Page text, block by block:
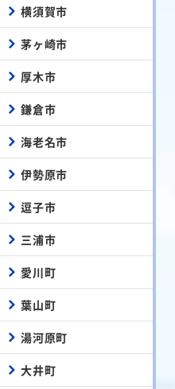
横須賀市
茅ヶ崎市
厚木市
鎌倉市
海老名市
伊勢原市
逗子市
三浦市
愛川町
葉山町
湯河原町
大井町